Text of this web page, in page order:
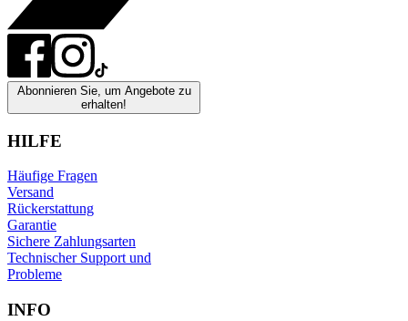
Abonnieren Sie, um Angebote zu
erhalten!
HILFE
Häufige Fragen
Versand
Rückerstattung
Garantie
Sichere Zahlungsarten
Technischer Support und
Probleme
INFO